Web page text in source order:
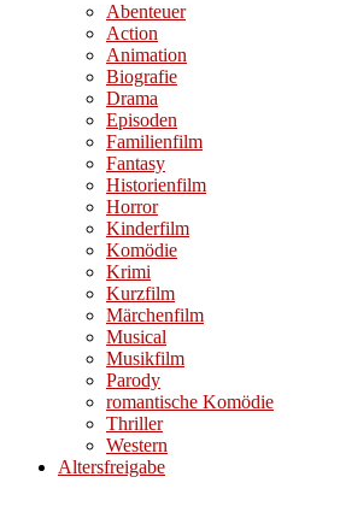
Abenteuer
Action
Animation
Biografie
Drama
Episoden
Familienfilm
Fantasy
Historienfilm
Horror
Kinderfilm
Komödie
Krimi
Kurzfilm
Märchenfilm
Musical
Musikfilm
Parody
romantische Komödie
Thriller
Western
Altersfreigabe